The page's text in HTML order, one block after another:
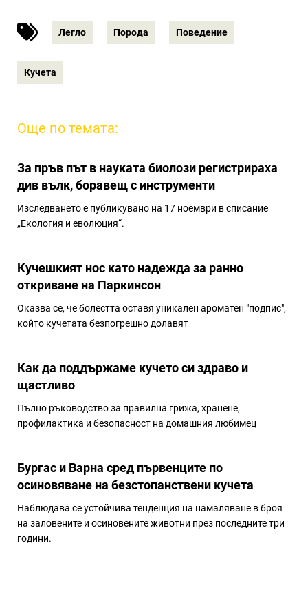
Легло Порода Поведение
Кучета
Още по темата:
За пръв път в науката биолози регистрираха
див вълк, боравещ с инструменти
Изследването е публикувано на 17 ноември в списание
„Екология и еволюция“.
Кучешкият нос като надежда за ранно
откриване на Паркинсон
Оказва се, че болестта оставя уникален ароматен "подпис",
който кучетата безпогрешно долавят
Как да поддържаме кучето си здраво и
щастливо
Пълно ръководство за правилна грижа, хранене,
профилактика и безопасност на домашния любимец
Бургас и Варна сред първенците по
осиновяване на безстопанствени кучета
Наблюдава се устойчива тенденция на намаляване в броя
на заловените и осиновените животни през последните три
години.